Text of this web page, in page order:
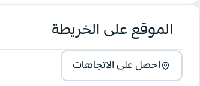
الموقع على الخريطة
احصل على الاتجاهات